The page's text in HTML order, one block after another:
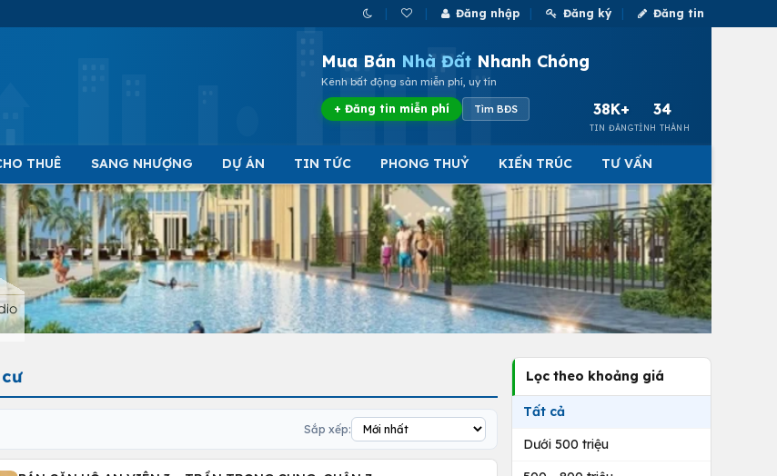
Đăng nhập Đăng ký Đăng tin
Mua Bán Nhà Đất Nhanh Chóng
Kênh bất động sản miễn phí, uy tín
+ Đăng tin miễn phí Tìm BĐS 38K+
TIN ĐĂNG
34
TỈNH THÀNH
THUÊ SANG NHƯỢNG DỰ ÁN TIN TỨC PHONG THUỶ KIẾN TRÚC TƯ VẤN
Sắp xếp:
Lọc theo khoảng giá
Tất cả
Dưới 500 triệu